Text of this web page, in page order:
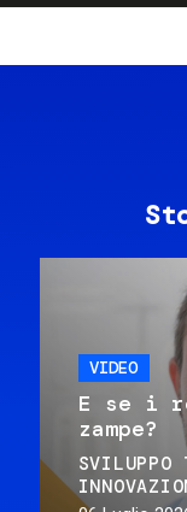
VIDEO
E se i
zampe?
SVILUPPO